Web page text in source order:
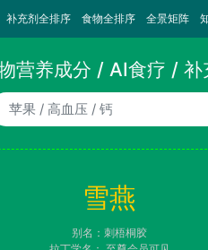
补充剂全排序 食物全排序 全景矩阵
营养成分 / AI食疗 / 补
补充剂名称
雪燕
别名：刺梧桐胶